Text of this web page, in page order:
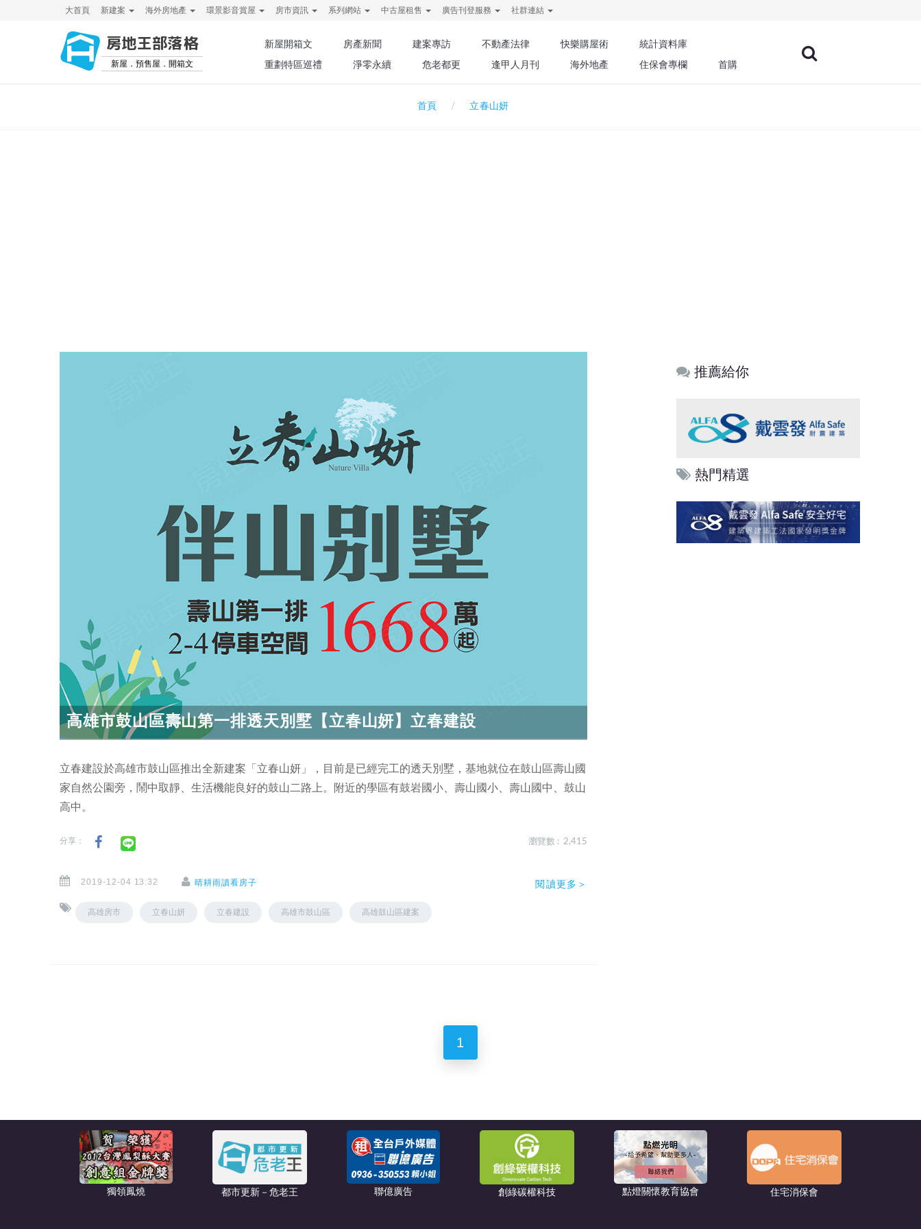
大首頁 新建案 海外房地產 環景影音賞屋 房市資訊 系列網站 中古屋租售 廣告刊登服務 社群連結
房地王部落格
新屋．預售屋．開箱文
新屋開箱文 房產新聞 建案專訪 不動產法律 快樂購屋術
統計資料庫
重劃特區巡禮
淨零永續 危老都更 逢甲人月刊 海外地產 住保會專欄 首購
首頁 立春山妍
高雄市鼓山區壽山第一排透天別墅【立春山妍】立春建設
立春建設於高雄市鼓山區推出全新建案「立春山妍」，目前是已經完工的透天別墅，基地就位在鼓山區壽山國
家自然公園旁，鬧中取靜、生活機能良好的鼓山二路上。附近的學區有鼓岩國小、壽山國小、壽山國中、鼓山
高中。
分享： 瀏覽數 : 2,415
2019-12-04 13:32 晴耕雨讀看房子
高雄房市 立春山妍 立春建設 高雄市鼓山區 高雄鼓山區建案
閱讀更多＞
推薦給你
熱門精選
1
獨領鳳燒 都市更新－危老王 聯億廣告 創綠碳權科技 點燈關懷教育協會 住宅消保會